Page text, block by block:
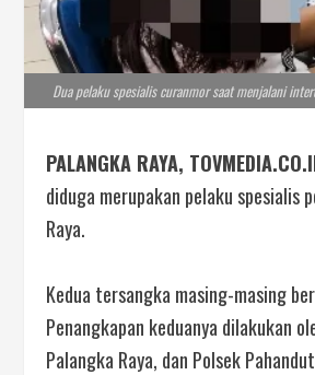
Dua pelaku spesialis curanmor saat menjalani
PALANGKA RAYA,
diduga merupakan pelaku spesialis
Raya.
Kedua tersangka masing-masing
Penangkapan keduanya dilakukan
Palangka Raya, dan Polsek